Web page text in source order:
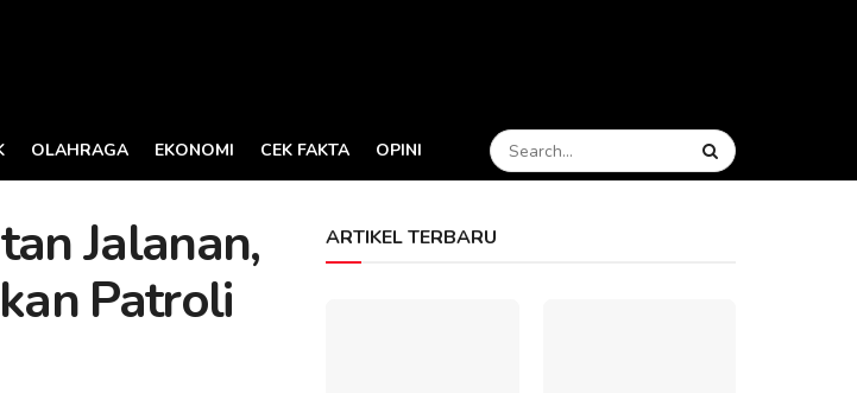
OLAHRAGA EKONOMI CEK FAKTA OPINI
Jalanan,
Patroli
ARTIKEL TERBARU